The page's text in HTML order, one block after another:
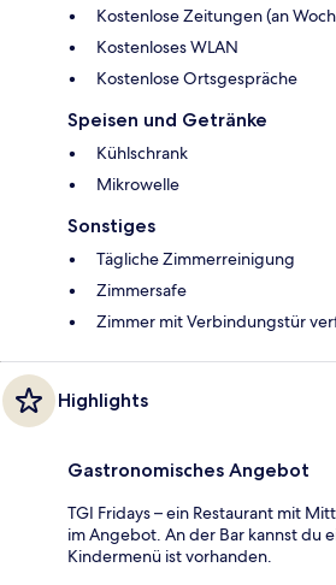
Kostenlose Zeitungen (an
Kostenloses WLAN
Kostenlose Ortsgespräche
Speisen und Getränke
Kühlschrank
Mikrowelle
Sonstiges
Tägliche Zimmerreinigung
Zimmersafe
Zimmer mit Verbindungstür
Highlights
Gastronomisches Angebot
TGI Fridays – ein Restaurant mit
im Angebot. An der Bar kannst du
Kindermenü ist vorhanden.